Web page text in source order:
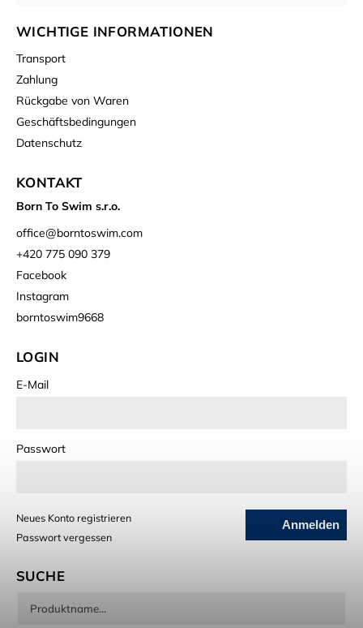
WICHTIGE INFORMATIONEN
Transport
Zahlung
Rückgabe von Waren
Geschäftsbedingungen
Datenschutz
KONTAKT
Born To Swim s.r.o.
office@borntoswim.com
+420 775 090 379
Facebook
Instagram
borntoswim9668
LOGIN
E-Mail
Passwort
Anmelden
Neues Konto registrieren
Passwort vergessen
SUCHE